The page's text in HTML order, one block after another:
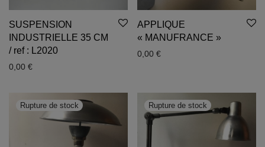
SUSPENSION
INDUSTRIELLE 35 CM
/ ref : L2020
0,00 €
APPLIQUE
« MANUFRANCE »
0,00 €